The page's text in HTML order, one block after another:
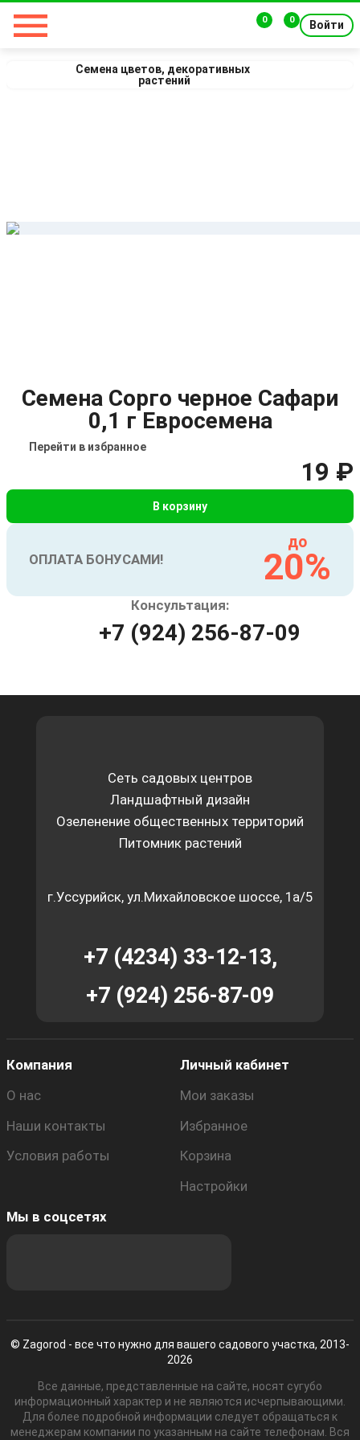
0 0 Войти
Семена цветов, декоративных
растений
Семена Сорго черное Сафари
0,1 г Евросемена
Перейти в избранное
19 ₽
В корзину
ОПЛАТА БОНУСАМИ!
до
20%
Консультация:
+7 (924) 256-87-09
Сеть садовых центров
Ландшафтный дизайн
Озеленение общественных территорий
Питомник растений
г.Уссурийск, ул.Михайловское шоссе, 1а/5
+7 (4234) 33-12-13,
+7 (924) 256-87-09
Компания
О нас
Наши контакты
Условия работы
Личный кабинет
Мои заказы
Избранное
Корзина
Настройки
Мы в соцсетях
© Zagorod - все что нужно для вашего садового участка, 2013-
2026
Все данные, представленные на сайте, носят сугубо
информационный характер и не являются исчерпывающими.
Для более подробной информации следует обращаться к
менеджерам компании по указанным на сайте телефонам. Вся